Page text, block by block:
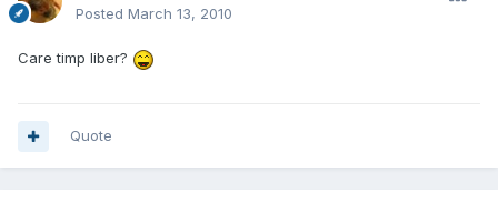
Posted March 13, 2010
Care timp liber?
Quote